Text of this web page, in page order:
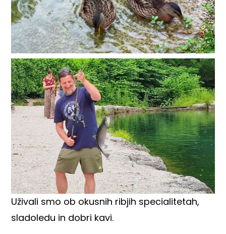
Uživali smo ob okusnih ribjih specialitetah,
sladoledu in dobri kavi.